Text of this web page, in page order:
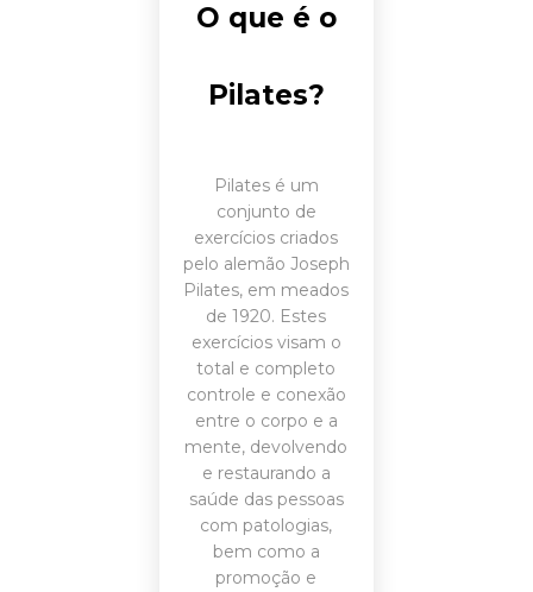
O que é o
Pilates?
Pilates é um
conjunto de
exercícios criados
pelo alemão Joseph
Pilates, em meados
de 1920. Estes
exercícios visam o
total e completo
controle e conexão
entre o corpo e a
mente, devolvendo
e restaurando a
saúde das pessoas
com patologias,
bem como a
promoção e